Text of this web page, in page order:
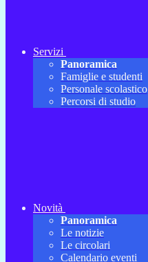
Servizi
Panoramica
Famiglie e studenti
Personale scolastico
Percorsi di studio
Novità
Panoramica
Le notizie
Le circolari
Calendario eventi